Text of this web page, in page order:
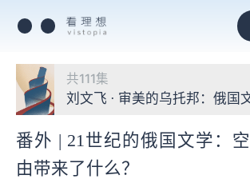
共111集
刘文飞 · 审美的乌托邦：俄国
番外 | 21世纪的俄国文学：
由带来了什么？